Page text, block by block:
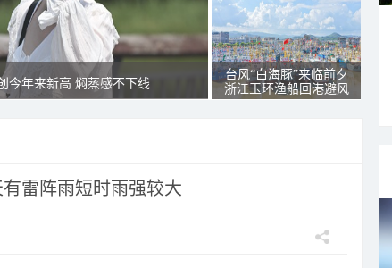
今年来新高 焖蒸感不下线
台风“白海豚”来临前夕
浙江玉环渔船回港避风
雷阵雨短时雨强较大